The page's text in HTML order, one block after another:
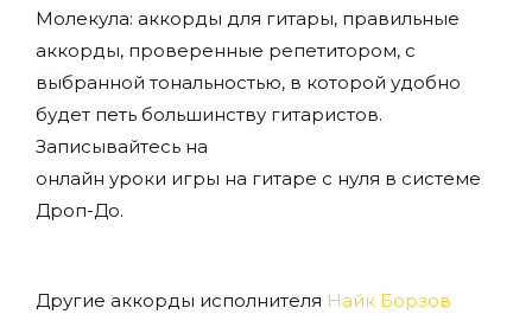
Молекула: аккорды для гитары, правильные
аккорды, проверенные репетитором, с
выбранной тональностью, в которой удобно
будет петь большинству гитаристов.
Записывайтесь на
онлайн уроки игры на гитаре с нуля в системе
Дроп-До.
Другие аккорды исполнителя Найк Борзов